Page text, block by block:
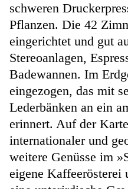
schweren
Pflanzen. Die 42
eingerichtet und gut
Stereoanlagen,
Badewannen. Im
eingezogen, das mit
Lederbänken an ein
erinnert. Auf der
internationaler und
weitere Genüsse im
eigene Kaffeerösterei